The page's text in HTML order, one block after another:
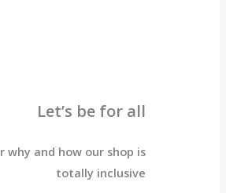
Let’s be for all
Discover why and how our shop is
totally inclusive